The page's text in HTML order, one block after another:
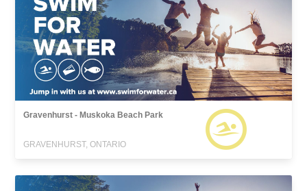
Gravenhurst - Muskoka Beach Park
GRAVENHURST, ONTARIO